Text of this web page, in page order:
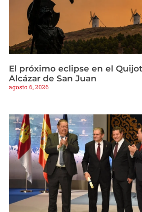
El próximo eclipse en el
Alcázar de San Juan
agosto 6, 2026